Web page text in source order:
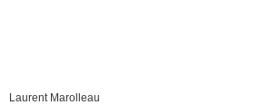
Laurent Marolleau